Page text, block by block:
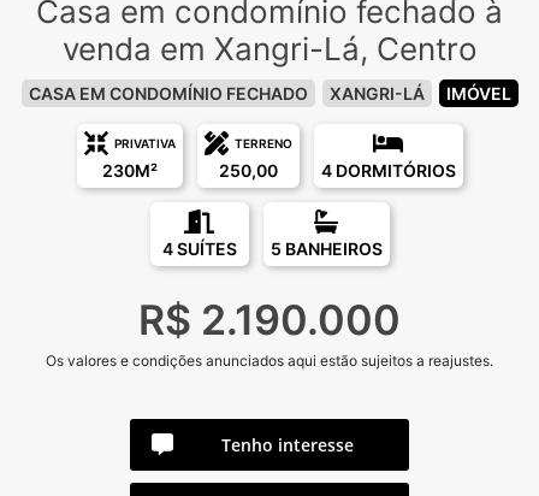
Casa em condomínio fechado à
venda em Xangri-Lá, Centro
CASA EM CONDOMÍNIO FECHADO XANGRI-LÁ IMÓVEL
PRIVATIVA
230M²
TERRENO
250,00 4 DORMITÓRIOS
4 SUÍTES 5 BANHEIROS
R$ 2.190.000
Os valores e condições anunciados aqui estão sujeitos a reajustes.
Tenho interesse